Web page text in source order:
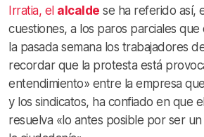
Irratia, el alcalde se ha referido así,
cuestiones, a los paros parciales
la pasada semana los trabajadores
recordar que la protesta está
entendimiento» entre la empresa
y los sindicatos, ha confiado en que
resuelva «lo antes posible por ser